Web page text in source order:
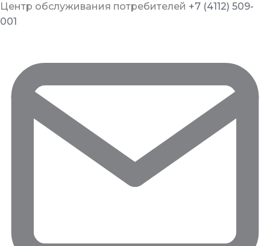
Центр обслуживания потребителей +7 (4112) 509-
001